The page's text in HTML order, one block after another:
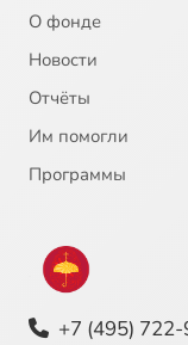
О фонде
Новости
Отчёты
Им помогли
Программы
+7 (495)